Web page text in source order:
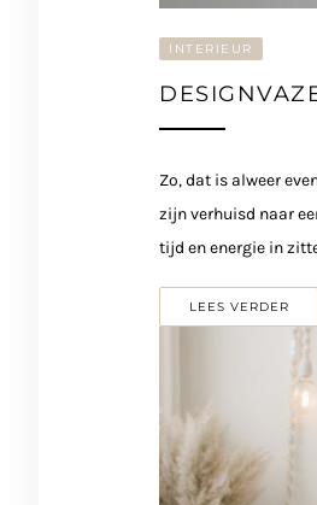
INTERIEUR
Zo, dat is alweer
zijn verhuisd naar
tijd en energie in
LEES VERDER